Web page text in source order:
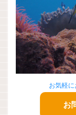
お気軽
お